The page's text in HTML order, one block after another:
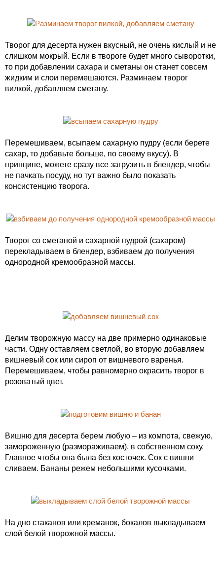
Творог для десерта нужен вкусный, не очень кислый и не
слишком мокрый. Если в твороге будет много сыворотки,
то при добавлении сахара и сметаны он станет совсем
жидким и слои перемешаются. Разминаем творог
вилкой, добавляем сметану.
Перемешиваем, всыпаем сахарную пудру (если берете
сахар, то добавьте больше, по своему вкусу). В
принципе, можете сразу все загрузить в блендер, чтобы
не пачкать посуду, но тут важно было показать
консистенцию творога.
Творог со сметаной и сахарной пудрой (сахаром)
перекладываем в блендер, взбиваем до получения
однородной кремообразной массы.
Делим творожную массу на две примерно одинаковые
части. Одну оставляем светлой, во вторую добавляем
вишневый сок или сироп от вишневого варенья.
Перемешиваем, чтобы равномерно окрасить творог в
розоватый цвет.
Вишню для десерта берем любую – из компота, свежую,
замороженную (размораживаем), в собственном соку.
Главное чтобы она была без косточек. Сок с вишни
сливаем. Бананы режем небольшими кусочками.
На дно стаканов или креманок, бокалов выкладываем
слой белой творожной массы.